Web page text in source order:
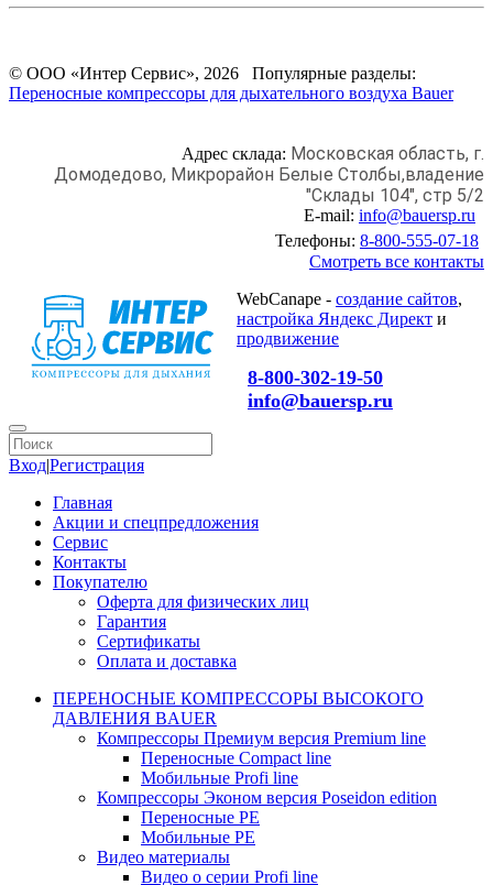
© ООО «Интер Сервис», 2026 Популярные разделы:
Переносные компрессоры для дыхательного воздуха Bauer
Адрес склада: Московская область, г.
Домодедово, Микрорайон Белые Столбы,владение
"Склады 104", стр 5/2
E-mail: info@bauersp.ru
Телефоны: 8-800-555-07-18
Смотреть все контакты
WebCanape - создание сайтов,
настройка Яндекс Директ и
продвижение
8-800-302-19-50
info@bauersp.ru
Вход|Регистрация
Главная
Акции и спецпредложения
Сервис
Контакты
Покупателю
Оферта для физических лиц
Гарантия
Сертификаты
Оплата и доставка
ПЕРЕНОСНЫЕ КОМПРЕССОРЫ ВЫСОКОГО
ДАВЛЕНИЯ BAUER
Компрессоры Премиум версия Premium line
Переносные Compact line
Мобильные Profi line
Компрессоры Эконом версия Poseidon edition
Переносные PE
Мобильные PE
Видео материалы
Видео о серии Profi line